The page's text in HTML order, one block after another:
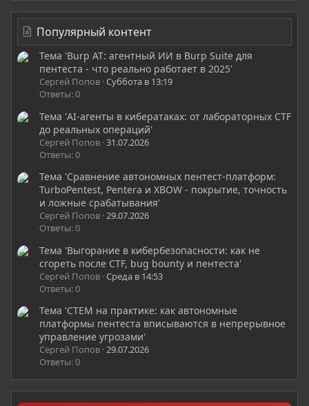
Популярный контент
Тема 'Burp AT: агентный ИИ в Burp Suite для
пентеста - что реально работает в 2025'
Сергей Попов Суббота в 13:19
Ответы: 0
Тема 'AI-агенты в кибератаках: от лабораторных CTF
до реальных операций'
Сергей Попов 31.07.2026
Ответы: 0
Тема 'Сравнение автономных пентест-платформ:
TurboPentest, Pentera и XBOW - покрытие, точность
и ложные срабатывания'
Сергей Попов 29.07.2026
Ответы: 0
Тема 'Выгорание в кибербезопасности: как не
сгореть после CTF, bug bounty и пентеста'
Сергей Попов Среда в 14:53
Ответы: 0
Тема 'CTEM на практике: как автономные
платформы пентеста вписываются в непрерывное
управление угрозами'
Сергей Попов 29.07.2026
Ответы: 0